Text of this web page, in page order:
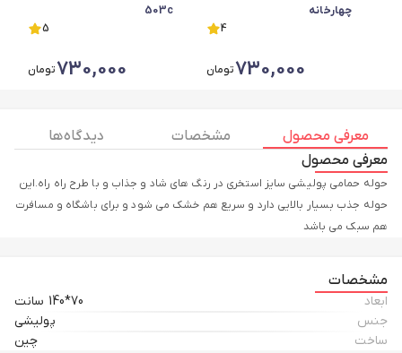
چهارخانه
4
730,000تومان
503c
5
730,000تومان
معرفی محصول مشخصات
دیدگاه ها
معرفی محصول
حوله حمامی پولیشی سایز استخری در رنگ های شاد و جذاب و با طرح راه راه.این
حوله جذب بسیار بالایی دارد و سریع هم خشک می شود و برای باشگاه و مسافرت
هم سبک می باشد
مشخصات
ابعاد
70*140 سانت
جنس
پولیشی
ساخت
چین